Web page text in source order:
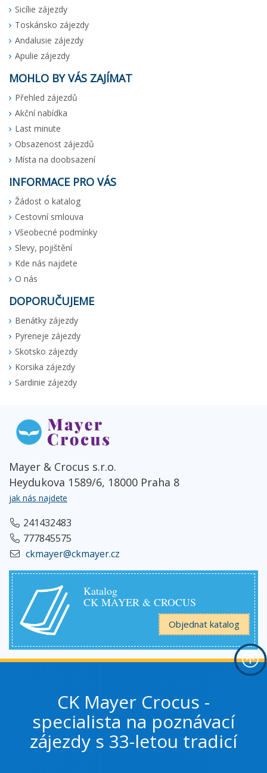
Sicílie zájezdy
Toskánsko zájezdy
Andalusie zájezdy
Apulie zájezdy
MOHLO BY VÁS ZAJÍMAT
Přehled zájezdů
Akční nabídka
Last minute
Obsazenost zájezdů
Místa na doobsazení
INFORMACE PRO VÁS
Žádost o katalog
Cestovní smlouva
Všeobecné podmínky
Slevy, pojištění
Kde nás najdete
O nás
DOPORUČUJEME
Benátky zájezdy
Pyreneje zájezdy
Skotsko zájezdy
Korsika zájezdy
Sardinie zájezdy
Mayer & Crocus s.r.o.
Heydukova 1589/6, 18000 Praha 8
jak nás najdete
241432483
777845575
ckmayer@ckmayer.cz
Katalog
CK MAYER & CROCUS
Objednat katalog
CK Mayer Crocus -
specialista na poznávací
zájezdy s 33-letou tradicí